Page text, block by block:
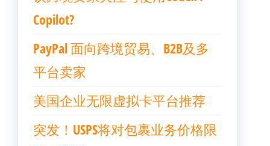
Copilot?
PayPal 面向跨境贸易、B2B及多
平台卖家
美国企业无限虚拟卡平台推荐
突发！USPS将对包裹业务价格限